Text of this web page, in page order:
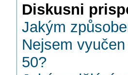
Diskusni
Jakým
Nejsem
50?